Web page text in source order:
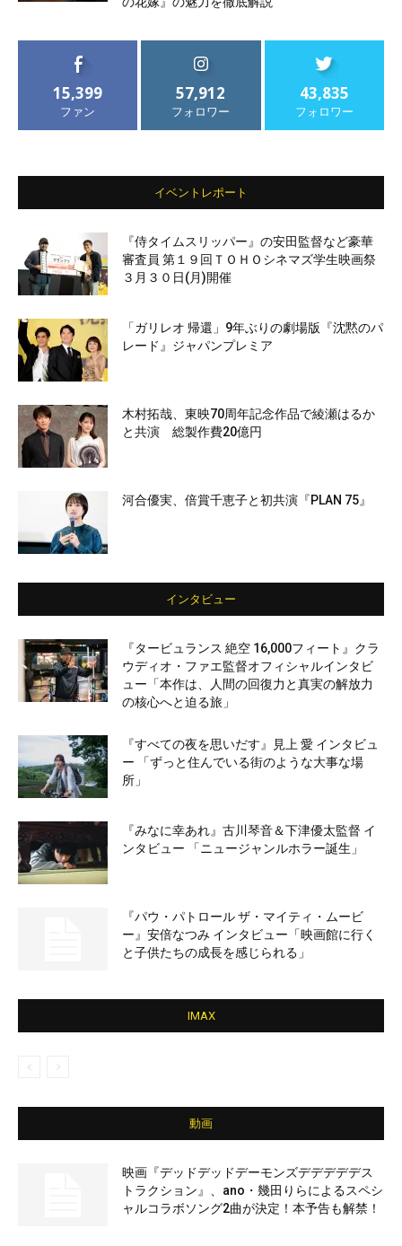
15,399
ファン
57,912
フォロワー
43,835
フォロワー
イベントレポート
『侍タイムスリッパー』の安田監督など豪華
審査員 第１９回ＴＯＨＯシネマズ学生映画祭
３月３０日(月)開催
「ガリレオ 帰還」9年ぶりの劇場版『沈黙のパ
レード』ジャパンプレミア
木村拓哉、東映70周年記念作品で綾瀬はるか
と共演 総製作費20億円
河合優実、倍賞千恵子と初共演『PLAN 75』
インタビュー
『タービュランス 絶空 16,000フィート』クラ
ウディオ・ファエ監督オフィシャルインタビ
ュー「本作は、人間の回復力と真実の解放力
の核心へと迫る旅」
『すべての夜を思いだす』見上 愛 インタビュ
ー 「ずっと住んでいる街のような大事な場
所」
『みなに幸あれ』古川琴音＆下津優太監督 イ
ンタビュー 「ニュージャンルホラー誕生」
『パウ・パトロール ザ・マイティ・ムービ
ー』安倍なつみ インタビュー「映画館に行く
と子供たちの成長を感じられる」
IMAX
動画
映画『デッドデッドデーモンズデデデデデス
トラクション』、ano・幾田りらによるスペシ
ャルコラボソング2曲が決定！本予告も解禁！